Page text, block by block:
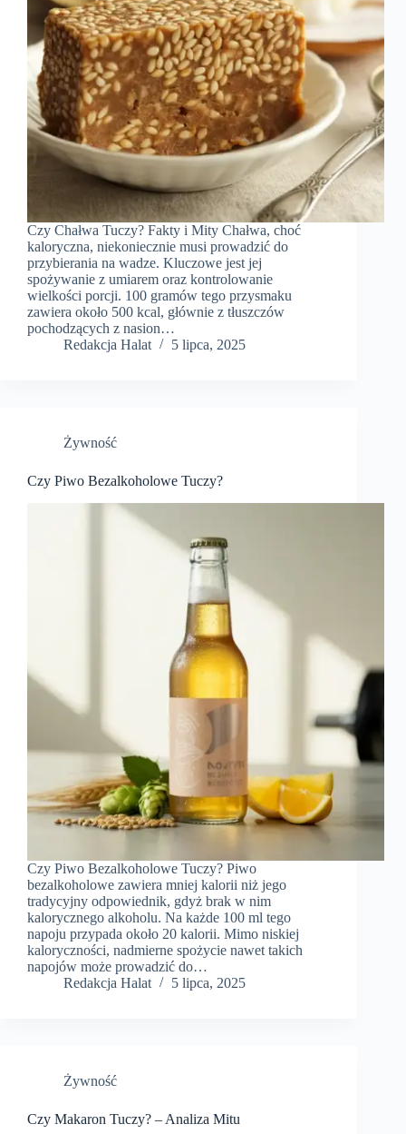
Czy Chałwa Tuczy? Fakty i Mity Chałwa, choć
kaloryczna, niekoniecznie musi prowadzić do
przybierania na wadze. Kluczowe jest jej
spożywanie z umiarem oraz kontrolowanie
wielkości porcji. 100 gramów tego przysmaku
zawiera około 500 kcal, głównie z tłuszczów
pochodzących z nasion…
Redakcja Halat
5 lipca, 2025
Żywność
Czy Piwo Bezalkoholowe Tuczy?
Czy Piwo Bezalkoholowe Tuczy? Piwo
bezalkoholowe zawiera mniej kalorii niż jego
tradycyjny odpowiednik, gdyż brak w nim
kalorycznego alkoholu. Na każde 100 ml tego
napoju przypada około 20 kalorii. Mimo niskiej
kaloryczności, nadmierne spożycie nawet takich
napojów może prowadzić do…
Redakcja Halat
5 lipca, 2025
Żywność
Czy Makaron Tuczy? – Analiza Mitu